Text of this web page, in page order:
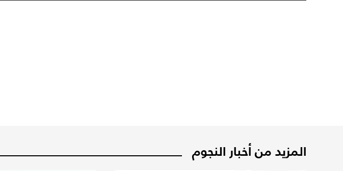
المزيد من أخبار النجوم